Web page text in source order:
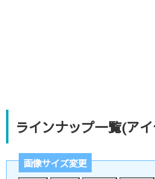
ラインナップ一覧(ア
画像サイズ変更